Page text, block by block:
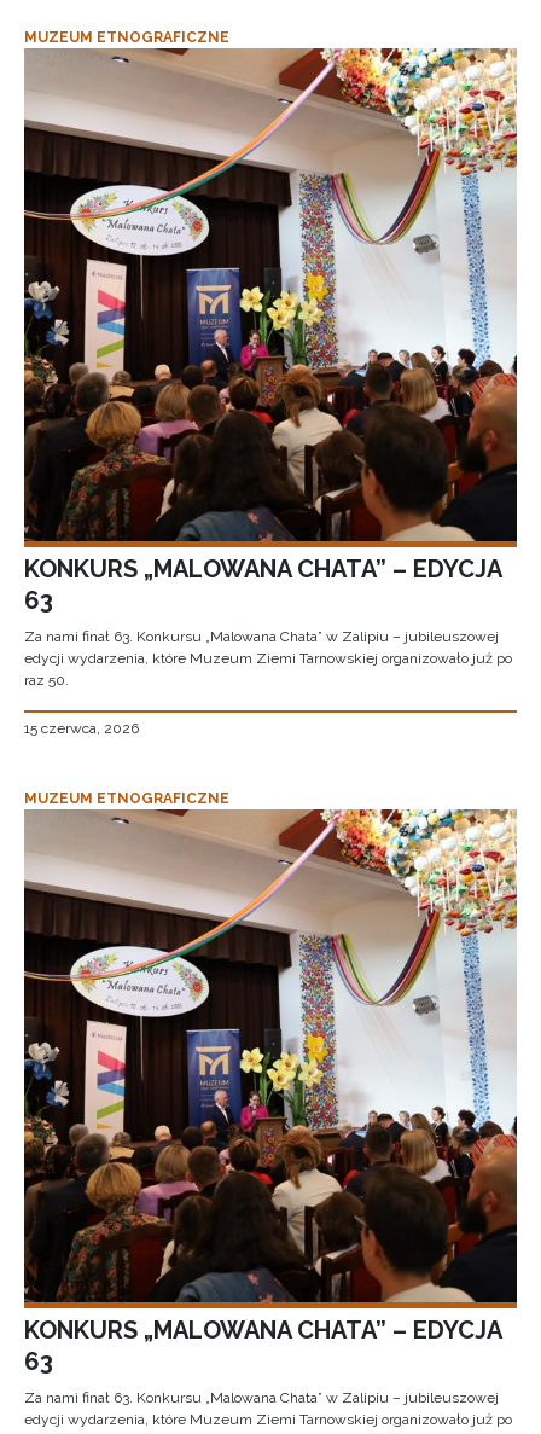
MUZEUM ETNOGRAFICZNE
KONKURS „MALOWANA CHATA” – EDYCJA
63
Za nami finał 63. Konkursu „Malowana Chata” w Zalipiu – jubileuszowej
edycji wydarzenia, które Muzeum Ziemi Tarnowskiej organizowało już po
raz 50.
15 czerwca, 2026
MUZEUM ETNOGRAFICZNE
KONKURS „MALOWANA CHATA” – EDYCJA
63
Za nami finał 63. Konkursu „Malowana Chata” w Zalipiu – jubileuszowej
edycji wydarzenia, które Muzeum Ziemi Tarnowskiej organizowało już po